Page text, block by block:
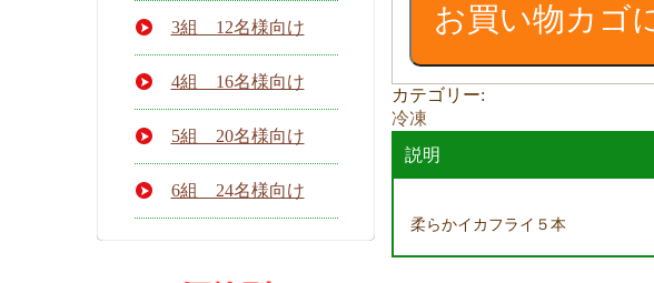
3組 12名様向け
4組 16名様向け
5組 20名様向け
6組 24名様向け
イ
カ
ラ
イ
５
個
お買い物カゴ
カテゴリー:
冷凍
説明
柔らかイカフライ５本